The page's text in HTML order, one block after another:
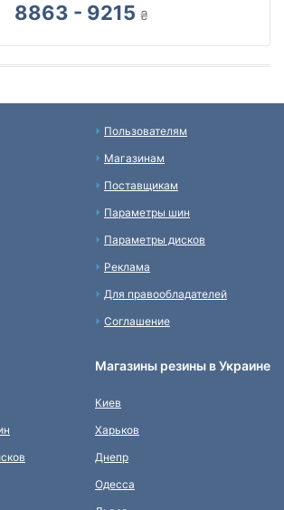
8863 - 9215 ₴
Пользователям
Магазинам
Поставщикам
Параметры шин
Параметры дисков
Реклама
Для правообладателей
Соглашение
Магазины резины в Украине
Киев
Харьков
Днепр
Одесса